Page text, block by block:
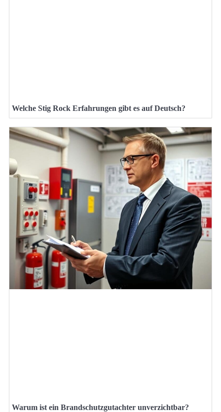
Welche Stig Rock Erfahrungen gibt es auf Deutsch?
Warum ist ein Brandschutzgutachter unverzichtbar?